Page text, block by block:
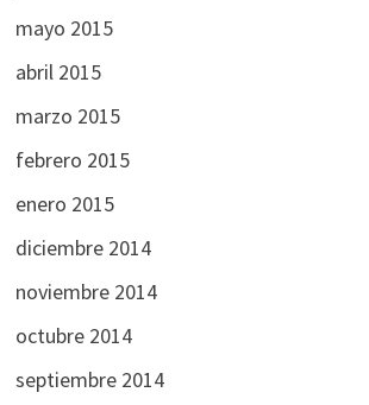
mayo 2015
abril 2015
marzo 2015
febrero 2015
enero 2015
diciembre 2014
noviembre 2014
octubre 2014
septiembre 2014